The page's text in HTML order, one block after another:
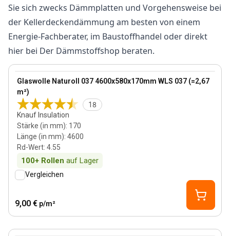
Sie sich zwecks Dämmplatten und Vorgehensweise bei
der Kellerdeckendämmung am besten von einem
Energie-Fachberater, im Baustoffhandel oder direkt
hier bei Der Dämmstoffshop beraten.
Bestseller
Glaswolle Naturoll 037 4600x580x170mm WLS 037 (=2,67
m²)
18
Knauf Insulation
Stärke (in mm): 170
Länge (in mm): 4600
Rd-Wert: 4.55
100+ Rollen auf Lager
View product
Vergleichen
9,00 € p/m²